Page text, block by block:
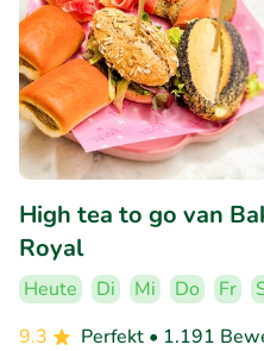
High tea to go van
Royal
Heute Di Mi Do Fr
9.3
Perfekt • 1.191